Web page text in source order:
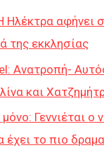
Ηλέκτρα αφήνει
της εκκλησίας
Ανατροπή-
και
Γεννιέται ο
έχει το πιο